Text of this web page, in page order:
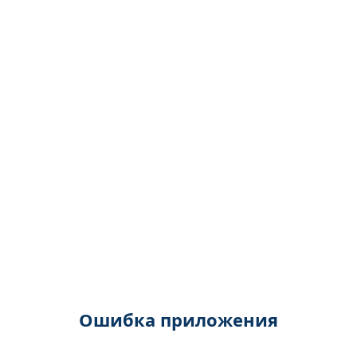
Ошибка приложения